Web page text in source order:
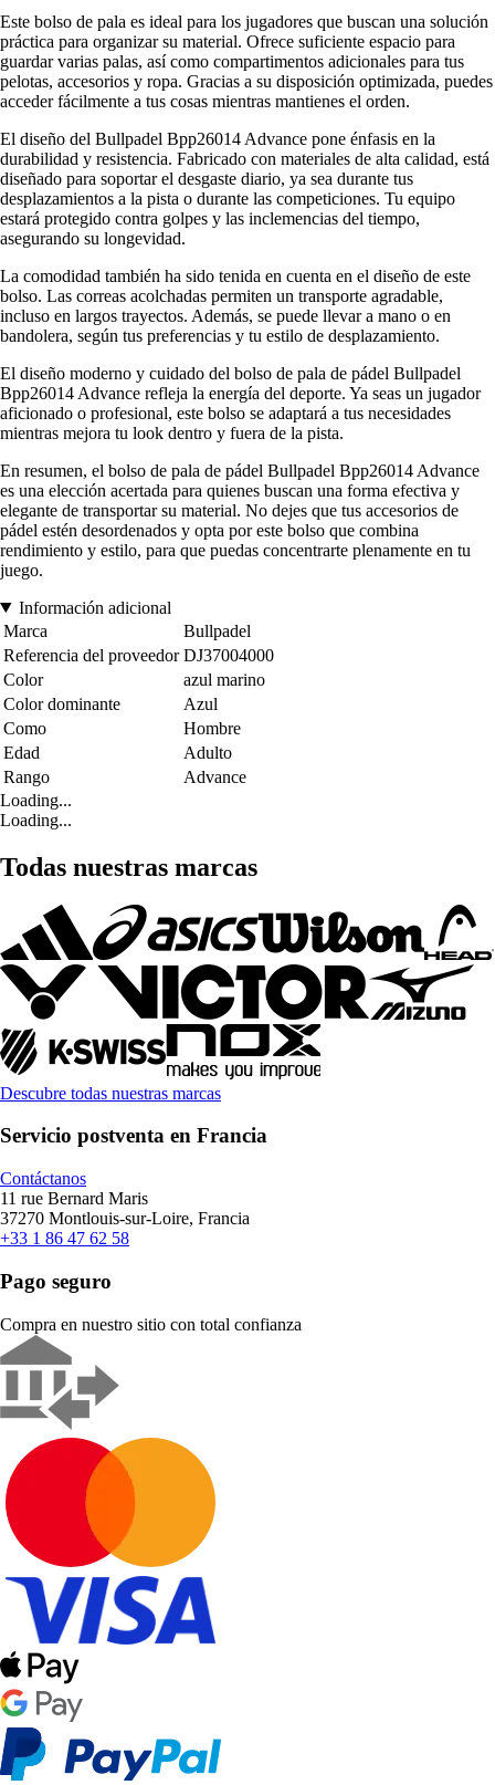
Este bolso de pala es ideal para los jugadores que buscan una solución
práctica para organizar su material. Ofrece suficiente espacio para
guardar varias palas, así como compartimentos adicionales para tus
pelotas, accesorios y ropa. Gracias a su disposición optimizada, puedes
acceder fácilmente a tus cosas mientras mantienes el orden.
El diseño del Bullpadel Bpp26014 Advance pone énfasis en la
durabilidad y resistencia. Fabricado con materiales de alta calidad, está
diseñado para soportar el desgaste diario, ya sea durante tus
desplazamientos a la pista o durante las competiciones. Tu equipo
estará protegido contra golpes y las inclemencias del tiempo,
asegurando su longevidad.
La comodidad también ha sido tenida en cuenta en el diseño de este
bolso. Las correas acolchadas permiten un transporte agradable,
incluso en largos trayectos. Además, se puede llevar a mano o en
bandolera, según tus preferencias y tu estilo de desplazamiento.
El diseño moderno y cuidado del bolso de pala de pádel Bullpadel
Bpp26014 Advance refleja la energía del deporte. Ya seas un jugador
aficionado o profesional, este bolso se adaptará a tus necesidades
mientras mejora tu look dentro y fuera de la pista.
En resumen, el bolso de pala de pádel Bullpadel Bpp26014 Advance
es una elección acertada para quienes buscan una forma efectiva y
elegante de transportar su material. No dejes que tus accesorios de
pádel estén desordenados y opta por este bolso que combina
rendimiento y estilo, para que puedas concentrarte plenamente en tu
juego.
Información adicional
Marca
Bullpadel
Referencia del proveedor DJ37004000
Color
azul marino
Color dominante
Azul
Como
Hombre
Edad
Adulto
Rango
Advance
Loading...
Loading...
Todas nuestras marcas
Descubre todas nuestras marcas
Servicio postventa en Francia
Contáctanos
11 rue Bernard Maris
37270 Montlouis-sur-Loire, Francia
+33 1 86 47 62 58
Pago seguro
Compra en nuestro sitio con total confianza